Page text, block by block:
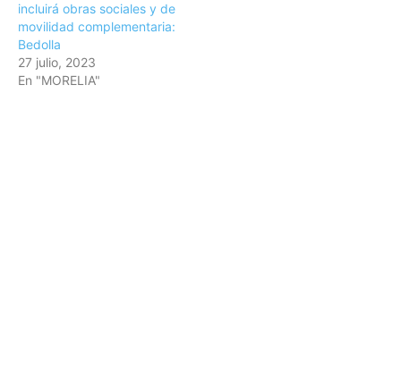
incluirá obras sociales y de
movilidad complementaria:
Bedolla
27 julio, 2023
En "MORELIA"